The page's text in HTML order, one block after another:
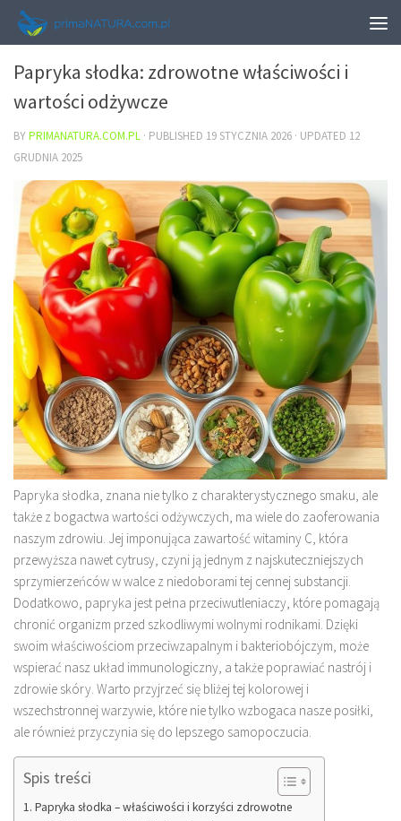
ZDROWIE
Papryka słodka: zdrowotne właściwości i
wartości odżywcze
BYPRIMANATURA.COM.PL · PUBLISHED 19 STYCZNIA 2026 · UPDATED 12
GRUDNIA 2025
Papryka słodka, znana nie tylko z charakterystycznego smaku, ale
także z bogactwa wartości odżywczych, ma wiele do zaoferowania
naszym zdrowiu. Jej imponująca zawartość witaminy C, która
przewyższa nawet cytrusy, czyni ją jednym z najskuteczniejszych
sprzymierzeńców w walce z niedoborami tej cennej substancji.
Dodatkowo, papryka jest pełna przeciwutleniaczy, które pomagają
chronić organizm przed szkodliwymi wolnymi rodnikami. Dzięki
swoim właściwościom przeciwzapalnym i bakteriobójczym, może
wspierać nasz układ immunologiczny, a także poprawiać nastrój i
zdrowie skóry. Warto przyjrzeć się bliżej tej kolorowej i
wszechstronnej warzywie, które nie tylko wzbogaca nasze posiłki,
ale również przyczynia się do lepszego samopoczucia.
Spis treści
Papryka słodka – właściwości i korzyści zdrowotne